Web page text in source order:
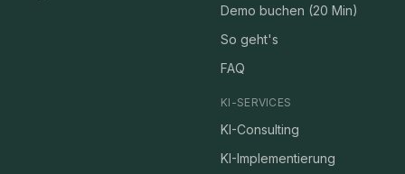
Demo buchen (20 Min)
So geht's
FAQ
KI-SERVICES
KI-Consulting
KI-Implementierung